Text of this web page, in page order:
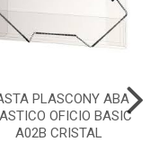
PLASCONY ABA
OFICIO BASIC
A02B CRISTAL